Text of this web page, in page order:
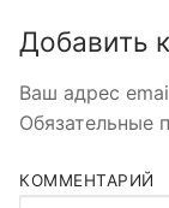
Добавить
Ваш адрес
Обязательные
КОММЕНТАРИЙ